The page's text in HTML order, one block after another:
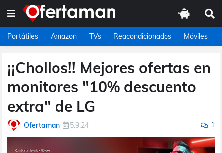
Portátiles Amazon TVs Reacondicionados Móviles
¡¡Chollos!! Mejores ofertas en
monitores "10% descuento
extra" de LG
Ofertaman 5.9.24 1